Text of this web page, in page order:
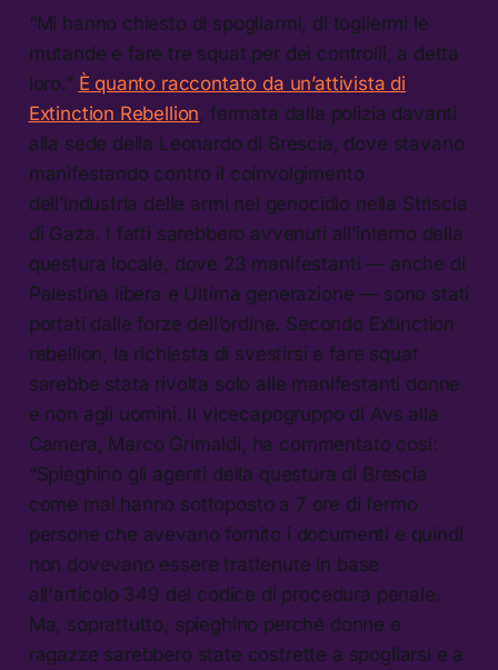
“Mi hanno chiesto di spogliarmi, di togliermi le
mutande e fare tre squat per dei controlli, a detta
loro.” È quanto raccontato da un’attivista di
Extinction Rebellion , fermata dalla polizia davanti
alla sede della Leonardo di Brescia, dove stavano
manifestando contro il coinvolgimento
dell’industria delle armi nel genocidio nella Striscia
di Gaza. I fatti sarebbero avvenuti all’interno della
questura locale, dove 23 manifestanti — anche di
Palestina libera e Ultima generazione — sono stati
portati dalle forze dell’ordine. Secondo Extinction
rebellion, la richiesta di svestirsi e fare squat
sarebbe stata rivolta solo alle manifestanti donne
e non agli uomini. Il vicecapogruppo di Avs alla
Camera, Marco Grimaldi, ha commentato così:
“Spieghino gli agenti della questura di Brescia
come mai hanno sottoposto a 7 ore di fermo
persone che avevano fornito i documenti e quindi
non dovevano essere trattenute in base
all'articolo 349 del codice di procedura penale.
Ma, soprattutto, spieghino perché donne e
ragazze sarebbero state costrette a spogliarsi e a